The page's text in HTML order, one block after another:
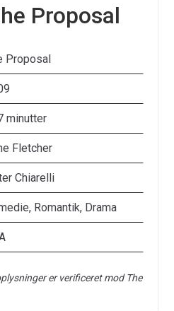
Proposal
Proposal
minutter
Fletcher
Chiarelli
Romantik, Drama
er verificeret mod The